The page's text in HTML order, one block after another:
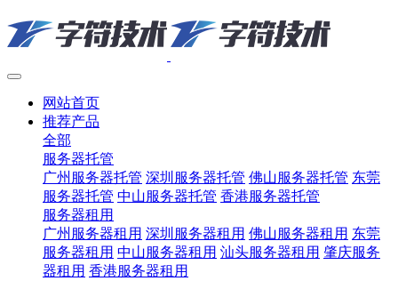
网站首页
推荐产品
全部
服务器托管
广州服务器托管 深圳服务器托管 佛山服务器托管 东莞
服务器托管 中山服务器托管 香港服务器托管
服务器租用
广州服务器租用 深圳服务器租用 佛山服务器租用 东莞
服务器租用 中山服务器租用 汕头服务器租用 肇庆服务
器租用 香港服务器租用